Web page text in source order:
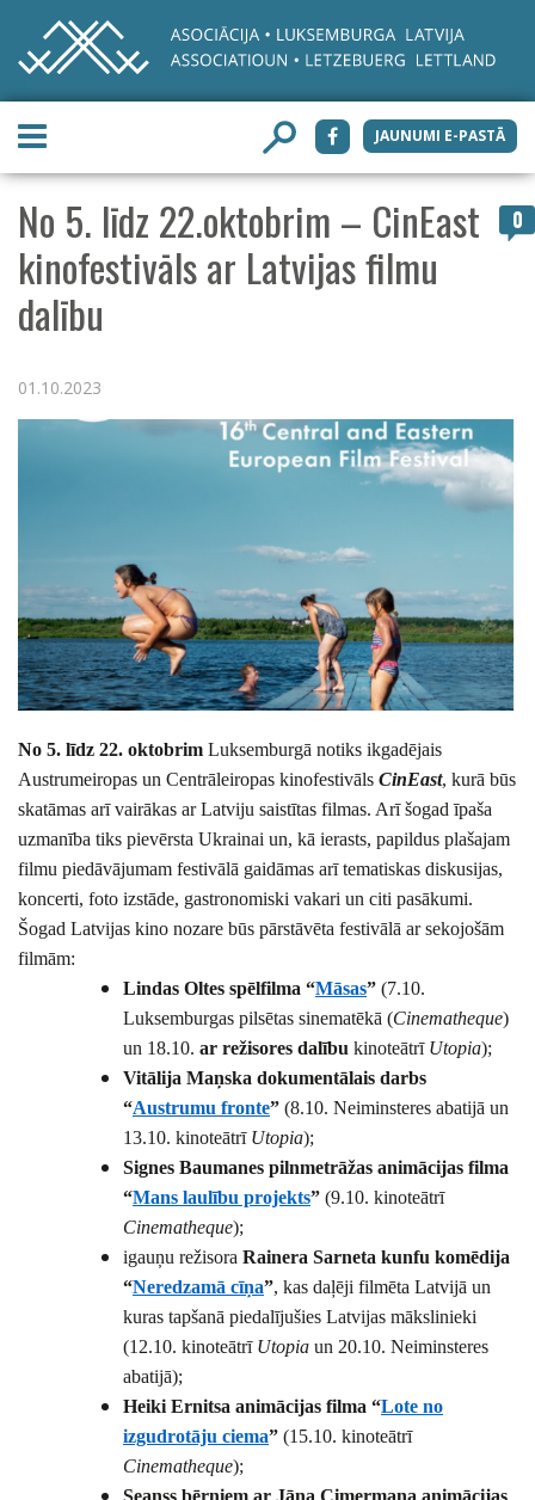
JAUNUMI E-PASTĀ
No 5. līdz 22.oktobrim – CinEast
kinofestivāls ar Latvijas filmu
dalību
0
01.10.2023
No 5. līdz 22. oktobrim Luksemburgā notiks ikgadējais
Austrumeiropas un Centrāleiropas kinofestivāls CinEast, kurā būs
skatāmas arī vairākas ar Latviju saistītas filmas. Arī šogad īpaša
uzmanība tiks pievērsta Ukrainai un, kā ierasts, papildus plašajam
filmu piedāvājumam festivālā gaidāmas arī tematiskas diskusijas,
koncerti, foto izstāde, gastronomiski vakari un citi pasākumi.
Šogad Latvijas kino nozare būs pārstāvēta festivālā ar sekojošām
filmām:
Lindas Oltes spēlfilma “Māsas” (7.10.
Luksemburgas pilsētas sinematēkā (Cinematheque)
un 18.10. ar režisores dalību kinoteātrī Utopia);
Vitālija Maņska dokumentālais darbs
“Austrumu fronte” (8.10. Neiminsteres abatijā un
13.10. kinoteātrī Utopia);
Signes Baumanes pilnmetrāžas animācijas filma
“Mans laulību projekts” (9.10. kinoteātrī
Cinematheque);
igauņu režisora Rainera Sarneta kunfu komēdija
“Neredzamā cīņa”, kas daļēji filmēta Latvijā un
kuras tapšanā piedalījušies Latvijas mākslinieki
(12.10. kinoteātrī Utopia un 20.10. Neiminsteres
abatijā);
Heiki Ernitsa animācijas filma “Lote no
izgudrotāju ciema” (15.10. kinoteātrī
Cinematheque);
Seanss bērniem ar Jāņa Cimermaņa animācijas